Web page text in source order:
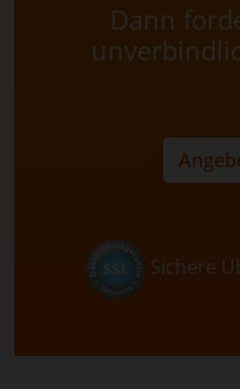
Dann
Sichere